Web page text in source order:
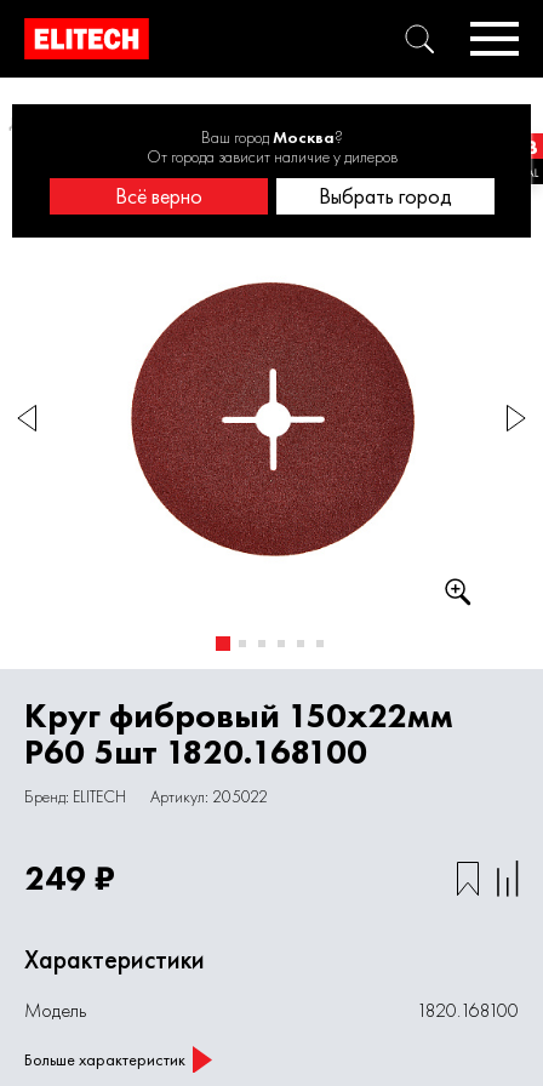
Ваш городМосква?
От города зависит наличие у дилеров
Всё верно Выбрать город
Диаметр 150 мм
Круг фибровый 150х22мм
Р60 5шт 1820.168100
Бренд: ELITECH Артикул: 205022
249 ₽
Характеристики
Модель 1820.168100
Больше характеристик